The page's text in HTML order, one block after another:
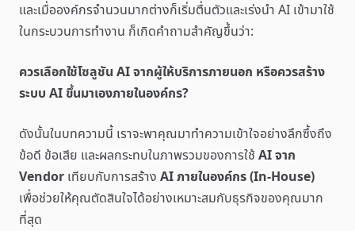
และเมื่อองค์กรจำนวนมากต่างก็เริ่มตื่นตัวและเร่งนำ AI เข้ามาใช้
ในกระบวนการทำงาน ก็เกิดคำถามสำคัญขึ้นว่า:
ควรเลือกใช้โซลูชัน AI จากผู้ให้บริการภายนอก หรือควรสร้าง
ระบบ AI ขึ้นมาเองภายในองค์กร?
ดังนั้นในบทความนี้ เราจะพาคุณมาทำความเข้าใจอย่างลึกซึ้งถึง
ข้อดี ข้อเสีย และผลกระทบในภาพรวมของการใช้ AI จาก
Vendor เทียบกับการสร้าง AI ภายในองค์กร (In-House)
เพื่อช่วยให้คุณตัดสินใจได้อย่างเหมาะสมกับธุรกิจของคุณมาก
ที่สุด